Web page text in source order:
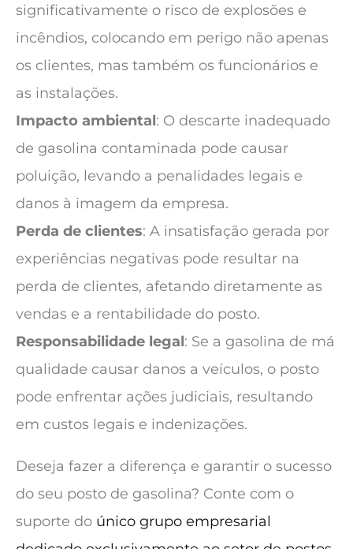
significativamente o risco de explosões e
incêndios, colocando em perigo não apenas
os clientes, mas também os funcionários e
as instalações.
Impacto ambiental: O descarte inadequado
de gasolina contaminada pode causar
poluição, levando a penalidades legais e
danos à imagem da empresa.
Perda de clientes: A insatisfação gerada por
experiências negativas pode resultar na
perda de clientes, afetando diretamente as
vendas e a rentabilidade do posto.
Responsabilidade legal: Se a gasolina de má
qualidade causar danos a veículos, o posto
pode enfrentar ações judiciais, resultando
em custos legais e indenizações.
Deseja fazer a diferença e garantir o sucesso
do seu posto de gasolina? Conte com o
suporte do único grupo empresarial